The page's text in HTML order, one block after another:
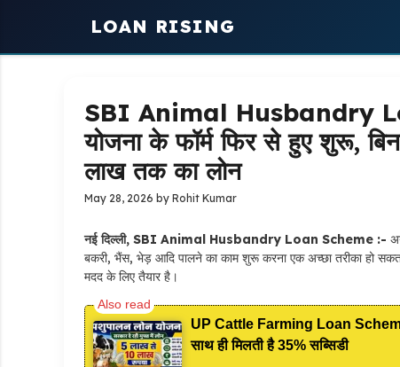
LOAN RISING
SBI Animal Husbandry
योजना के फॉर्म फिर से हुए शुरू,
लाख तक का लोन
May 28, 2026 by Rohit Kumar
नई दिल्ली, SBI Animal Husbandry Loan Scheme :-
बकरी, भैंस, भेड़ आदि पालने का काम शुरू करना एक अच्छा तरीका हो
मदद के लिए तैयार है।
UP Cattle Farming Loan
साथ ही मिलती है 35% सब्सिडी